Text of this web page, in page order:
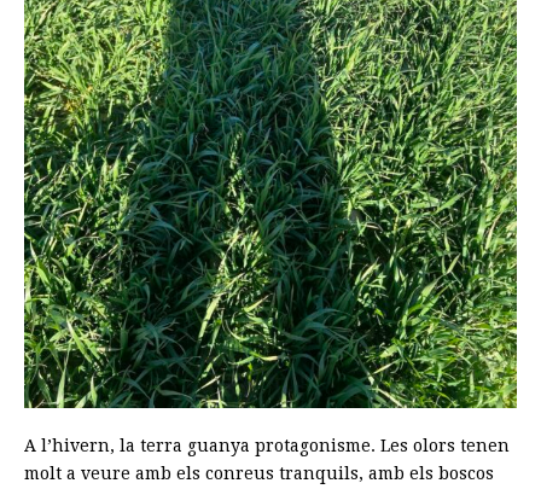
A l’hivern, la terra guanya protagonisme. Les olors tenen
molt a veure amb els conreus tranquils, amb els boscos